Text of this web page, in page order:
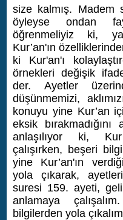
size kalmış. Madem
öyleyse ondan
öğrenmeliyiz ki,
Kur’an'ın
ki Kur'an'ı
örnekleri değişik
der. Ayetler
düşünmemizi,
konuyu yine Kur’an
eksik bırakmadığını
anlaşılıyor ki,
çalışırken, beşeri
yine Kur’an'ın
yola çıkarak,
suresi 159. ayeti,
anlamaya
bilgilerden yola